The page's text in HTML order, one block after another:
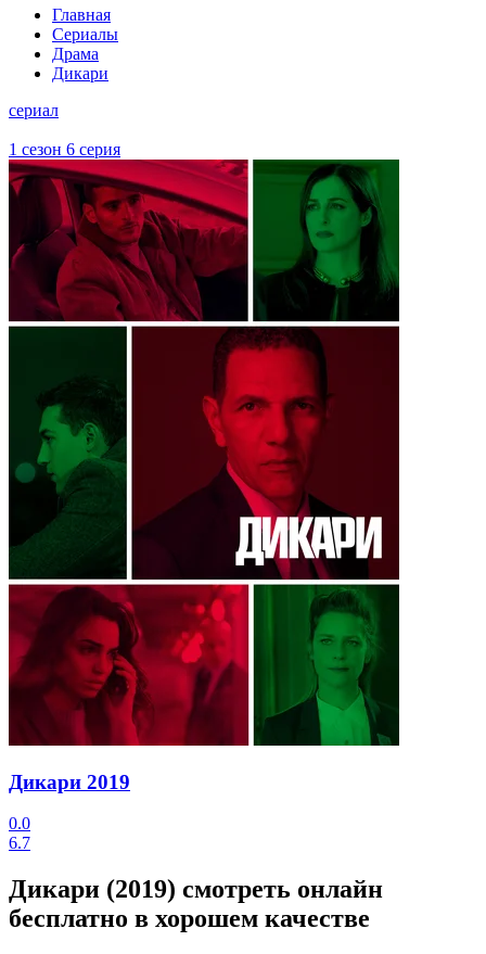
Главная
Сериалы
Драма
Дикари
сериал
1 сезон 6 серия
Дикари 2019
0.0
6.7
Дикари (2019) смотреть онлайн
бесплатно в хорошем качестве